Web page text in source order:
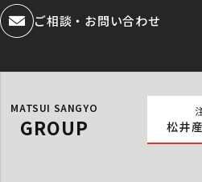
ご相談・お問い合わせ
MATSUI SANGYO
GROUP